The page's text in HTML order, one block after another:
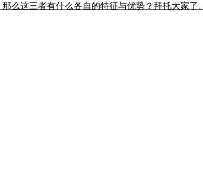
么这三者有什么各自的特征与优势？拜托大家了。